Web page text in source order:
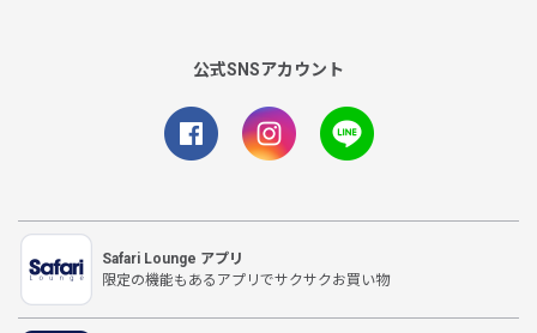
公式SNSアカウント
Safari Lounge アプリ
限定の機能もあるアプリでサクサクお買い物